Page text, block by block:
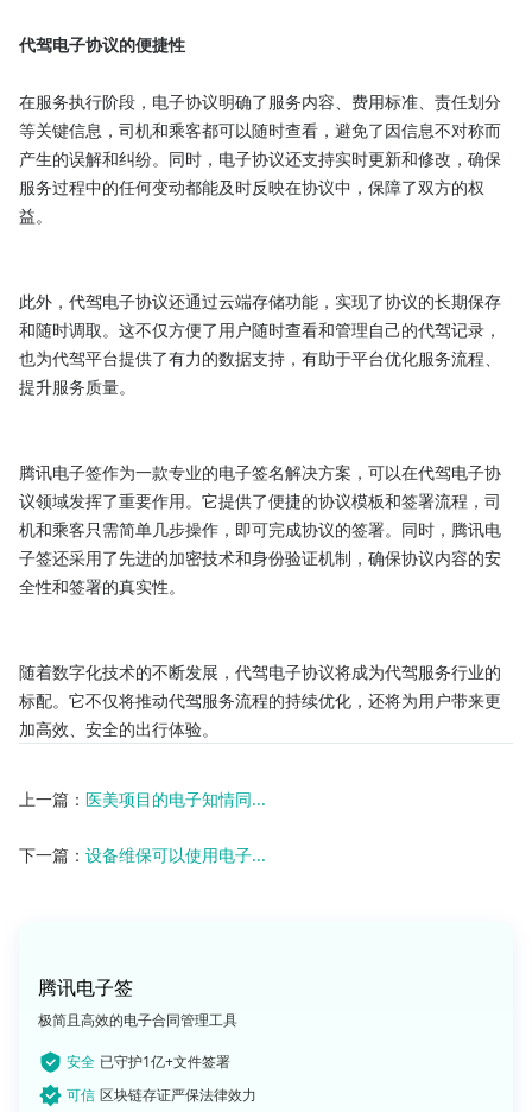
代驾电子协议的便捷性
在服务执行阶段，电子协议明确了服务内容、费用标准、责任划分
等关键信息，司机和乘客都可以随时查看，避免了因信息不对称而
产生的误解和纠纷。同时，电子协议还支持实时更新和修改，确保
服务过程中的任何变动都能及时反映在协议中，保障了双方的权
益。
此外，代驾电子协议还通过云端存储功能，实现了协议的长期保存
和随时调取。这不仅方便了用户随时查看和管理自己的代驾记录，
也为代驾平台提供了有力的数据支持，有助于平台优化服务流程、
提升服务质量。
腾讯电子签作为一款专业的电子签名解决方案，可以在代驾电子协
议领域发挥了重要作用。它提供了便捷的协议模板和签署流程，司
机和乘客只需简单几步操作，即可完成协议的签署。同时，腾讯电
子签还采用了先进的加密技术和身份验证机制，确保协议内容的安
全性和签署的真实性。
随着数字化技术的不断发展，代驾电子协议将成为代驾服务行业的
标配。它不仅将推动代驾服务流程的持续优化，还将为用户带来更
加高效、安全的出行体验。
上一篇： 医美项目的电子知情同...
下一篇： 设备维保可以使用电子...
腾讯电子签
极简且高效的电子合同管理工具
安全 已守护1亿+文件签署
可信 区块链存证严保法律效力